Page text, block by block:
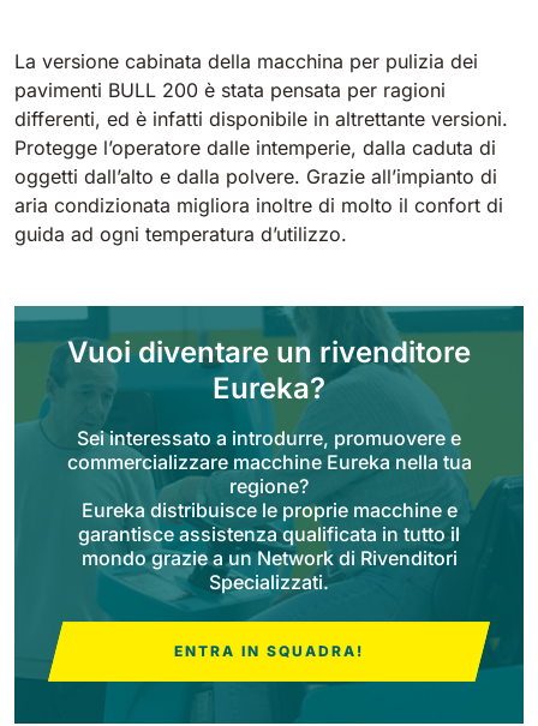
550 mm 2200 m²/h
E51
530 mm 2280 m²/h
3195 m²/h
810 mm 3645 m²/h
Lavapavimenti uomo a bordo
Mostra tutte
Rider 1201
1200 mm 10200 m²/h
Rider Lift
Xtrema
1400 mm 12600 m²/h
Magnum
1570 mm 18840 m²/h
Bull 200
2100 mm 29400 m²/h
La versione cabinata della macchina per pulizia dei
pavimenti BULL 200 è stata pensata per ragioni
differenti, ed è infatti disponibile in altrettante versioni.
Protegge l’operatore dalle intemperie, dalla caduta di
oggetti dall’alto e dalla polvere. Grazie all’impianto di
aria condizionata migliora inoltre di molto il confort di
guida ad ogni temperatura d’utilizzo.
Vuoi diventare un rivenditore
Eureka?
Sei interessato a introdurre, promuovere e
commercializzare macchine Eureka nella tua
regione?
Eureka distribuisce le proprie macchine e
garantisce assistenza qualificata in tutto il
mondo grazie a un Network di Rivenditori
Specializzati.
ENTRA IN SQUADRA!